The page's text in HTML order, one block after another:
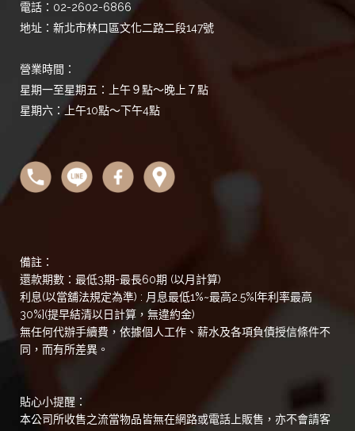
電話：02-2602-6866
地址：新北市林口區文化二路二段147號
營業時間：
星期一至星期五：上午９點～晚上７點
星期六：上午10點～下午4點
備註：
還款期數：最低3期-最長60期 (以月計算)
利息(以當舖法規定為準) : 月息最低1%~最高2.5%[年利率最高
30%](提早結清以日計算，無違約金)
無任何代辦手續費，依據個人工作、薪水及各項負債授信條件不
同，而有所差異。
貼心小提醒：
本公司所收售之流當物品皆無在網路或電話上販售，亦不會請客